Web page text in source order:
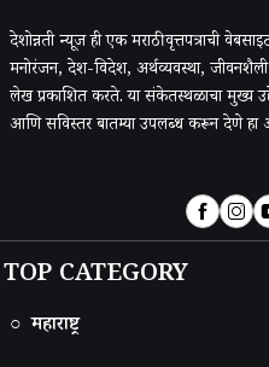
देशोन्नती न्यूज ही एक मराठी वृत्तपत्राची
मनोरंजन, देश-विदेश, अर्थव्यवस्था,
लेख प्रकाशित करते. या संकेतस्थळाचा मुख्य
आणि सविस्तर बातम्या उपलब्ध करून देणे हा
TOP CATEGORY
○ महाराष्ट्र